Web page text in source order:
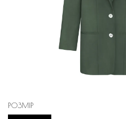
РОЗМІР